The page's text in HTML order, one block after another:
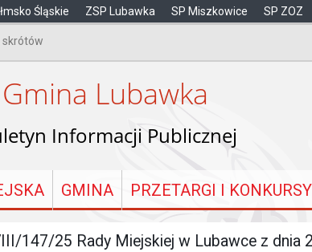
Śląskie ZSP Lubawka SP Miszkowice SP ZOZ
skrótów
Gmina Lubawka
Informacji Publicznej
GMINA PRZETARGI I KONKURSY
147/25 Rady Miejskiej w Lubawce z